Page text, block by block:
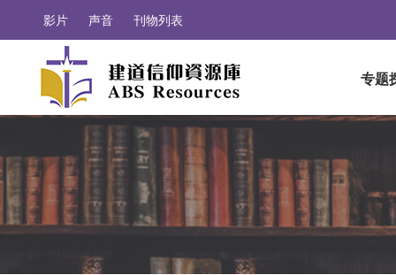
影片 声音 刊物列表
专题